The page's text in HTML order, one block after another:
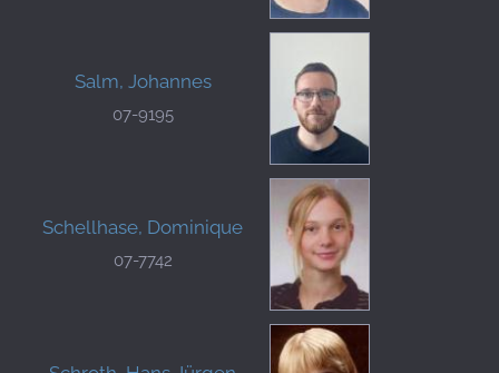
Salm, Johannes
07-9195
Schellhase, Dominique
07-7742